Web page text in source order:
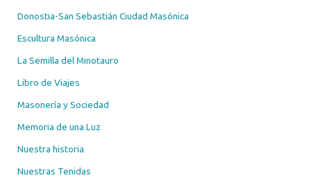
Donostia-San Sebastián Ciudad Masónica
Escultura Masónica
La Semilla del Minotauro
Libro de Viajes
Masonería y Sociedad
Memoria de una Luz
Nuestra historia
Nuestras Tenidas